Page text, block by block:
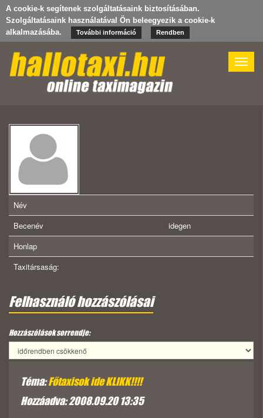
A cookie-k segítenek szolgáltatásaink biztosításában.
Szolgáltatásaink használatával Ön beleegyezik a cookie-k
alkalmazásába.
További információ Rendben
Toggle
Név
Becenév
idegen
Honlap
Taxitársaság:
Felhasználó hozzászólásai
Hozzászólások sorrendje:
Téma:Főtaxisok ide KLIKK!!!!
Hozzáadva: 2008.09.20 13:35